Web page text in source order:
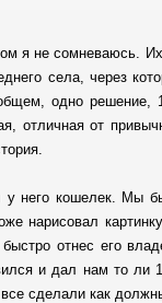
я не сомневаюсь.
села, через
одно решение,
отличная от
него кошелек. Мы
нарисовал
отнес его
и дал нам то
сделали как